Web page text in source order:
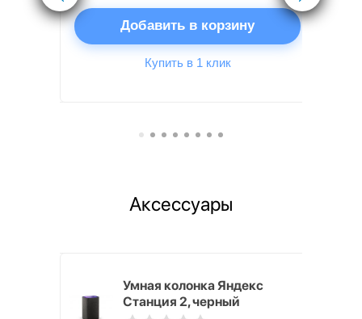
Добавить в корзину
Купить в 1 клик
Аксессуары
Умная колонка Яндекс
Станция 2, черный